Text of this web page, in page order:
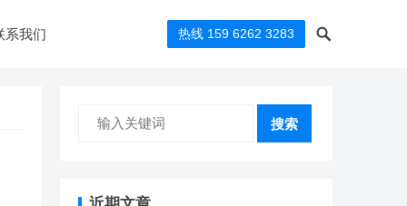
系我们 热线 159 6262 3283
搜索